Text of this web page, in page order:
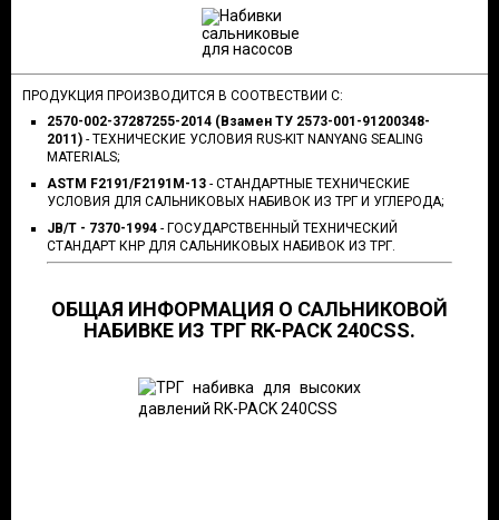
ПРОДУКЦИЯ ПРОИЗВОДИТСЯ В СООТВЕСТВИИ С:
2570-002-37287255-2014 (Взамен ТУ 2573-001-91200348-
2011) - ТЕХНИЧЕСКИЕ УСЛОВИЯ RUS-KIT NANYANG SEALING
MATERIALS;
ASTM F2191/F2191M-13 - СТАНДАРТНЫЕ ТЕХНИЧЕСКИЕ
УСЛОВИЯ ДЛЯ САЛЬНИКОВЫХ НАБИВОК ИЗ ТРГ И УГЛЕРОДА;
JB/T - 7370-1994 - ГОСУДАРСТВЕННЫЙ ТЕХНИЧЕСКИЙ
СТАНДАРТ КНР ДЛЯ САЛЬНИКОВЫХ НАБИВОК ИЗ ТРГ.
ОБЩАЯ ИНФОРМАЦИЯ О САЛЬНИКОВОЙ
НАБИВКЕ ИЗ ТРГ RK-PACK 240CSS.